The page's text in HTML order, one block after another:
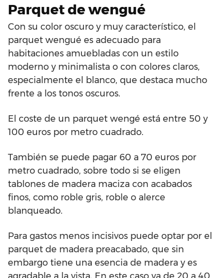
Parquet de wengué
Con su color oscuro y muy característico, el
parquet wengué es adecuado para
habitaciones amuebladas con un estilo
moderno y minimalista o con colores claros,
especialmente el blanco, que destaca mucho
frente a los tonos oscuros.
El coste de un parquet wengé está entre 50 y
100 euros por metro cuadrado.
También se puede pagar 60 a 70 euros por
metro cuadrado, sobre todo si se eligen
tablones de madera maciza con acabados
finos, como roble gris, roble o alerce
blanqueado.
Para gastos menos incisivos puede optar por el
parquet de madera preacabado, que sin
embargo tiene una esencia de madera y es
agradable a la vista. En este caso va de 20 a 40